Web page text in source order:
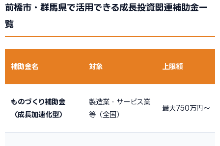
前橋市・群馬県で活用できる成長投資関連補助金一
覧
補助金名 対象 上限額
ものづくり補助金
（成長加速化型）
製造業・サービス業
等（全国）
最大750万円〜